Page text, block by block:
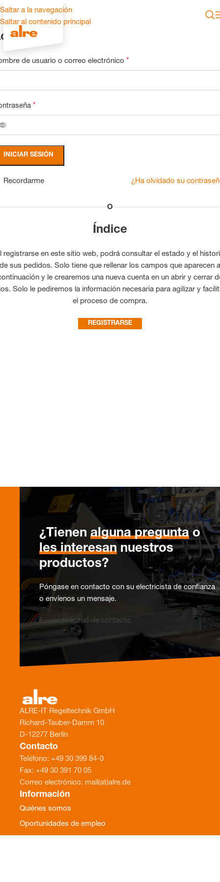
Saltar a la navegación
Saltar al contenido principal
de usuario o correo electrónico *
*
INICIAR SESIÓN
¿Ha olvidado su
Recordarme
O
Índice
registrarse en este sitio web, podrá consultar el estado y el
de sus pedidos. Solo tiene que rellenar los campos que aparecen a
y le crearemos una nueva cuenta en un abrir y cerrar
Solo le pediremos la información necesaria para agilizar y
el proceso de compra.
REGISTRARSE
¿Tienen alguna preguntao
les interesannuestros
productos?
Póngase en contacto con su electricista de confianza
o envíenos un mensaje.
Enviar solicitud de contacto
ALRE-IT Regeltechnik GmbH
Richard-Tauber-Damm 10
D-12277 Berlín
Contacto
Teléfono: +49 30 399 84-0
Fax: +49 30 391 70 05
Correo electrónico: mail(at)alre.de
Información
Quiénes somos
Oportunidades de empleo